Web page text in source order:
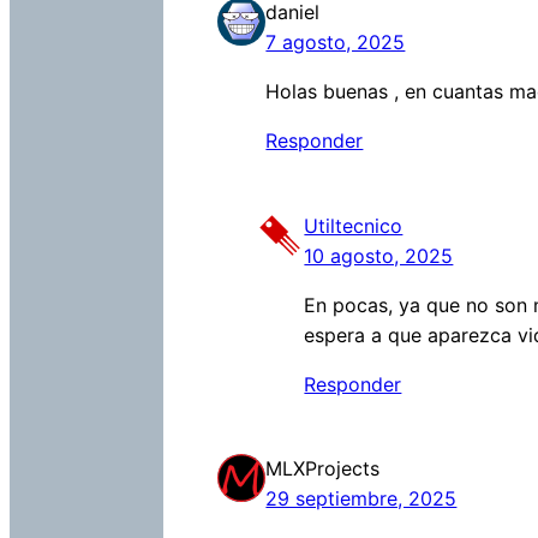
daniel
7 agosto, 2025
Holas buenas , en cuantas
Responder
Utiltecnico
10 agosto, 2025
En pocas, ya que no
espera a que aparezca
Responder
MLXProjects
29 septiembre, 2025